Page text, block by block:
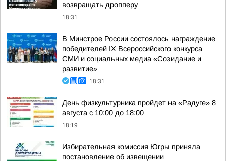
возвращать дропперу
18:31
В Минстрое России состоялось награждение
победителей IX Всероссийского конкурса
СМИ и социальных медиа «Созидание и
развитие»
18:31
День физкультурника пройдет на «Радуге» 8
августа с 10:00 до 18:00
18:19
Избирательная комиссия Югры приняла
постановление об извещении